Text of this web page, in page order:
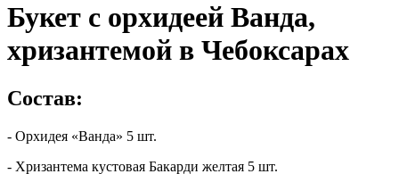
Букет с орхидеей Ванда,
хризантемой в Чебоксарах
Состав:
- Орхидея «Ванда» 5 шт.
- Хризантема кустовая Бакарди желтая 5 шт.